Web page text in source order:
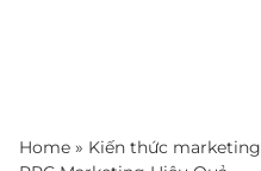
Home » Kiến thức marketing